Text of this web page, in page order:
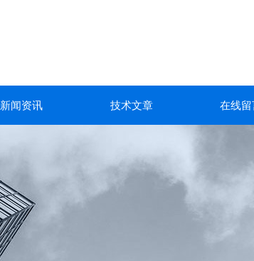
新闻资讯 技术文章 在线